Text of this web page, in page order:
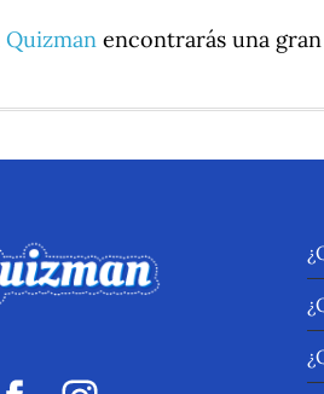
Quizman encontrarás una